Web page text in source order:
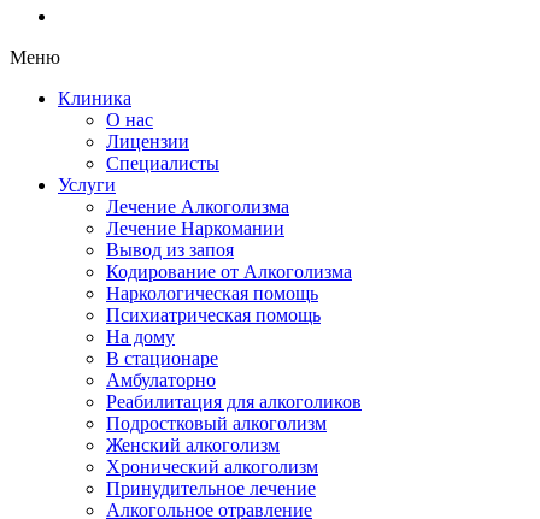
Меню
Клиника
О нас
Лицензии
Специалисты
Услуги
Лечение Алкоголизма
Лечение Наркомании
Вывод из запоя
Кодирование от Алкоголизма
Наркологическая помощь
Психиатрическая помощь
На дому
В стационаре
Амбулаторно
Реабилитация для алкоголиков
Подростковый алкоголизм
Женский алкоголизм
Хронический алкоголизм
Принудительное лечение
Алкогольное отравление